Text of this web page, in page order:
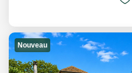
Nouveau